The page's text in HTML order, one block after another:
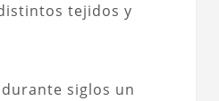
tejidos y
siglos un